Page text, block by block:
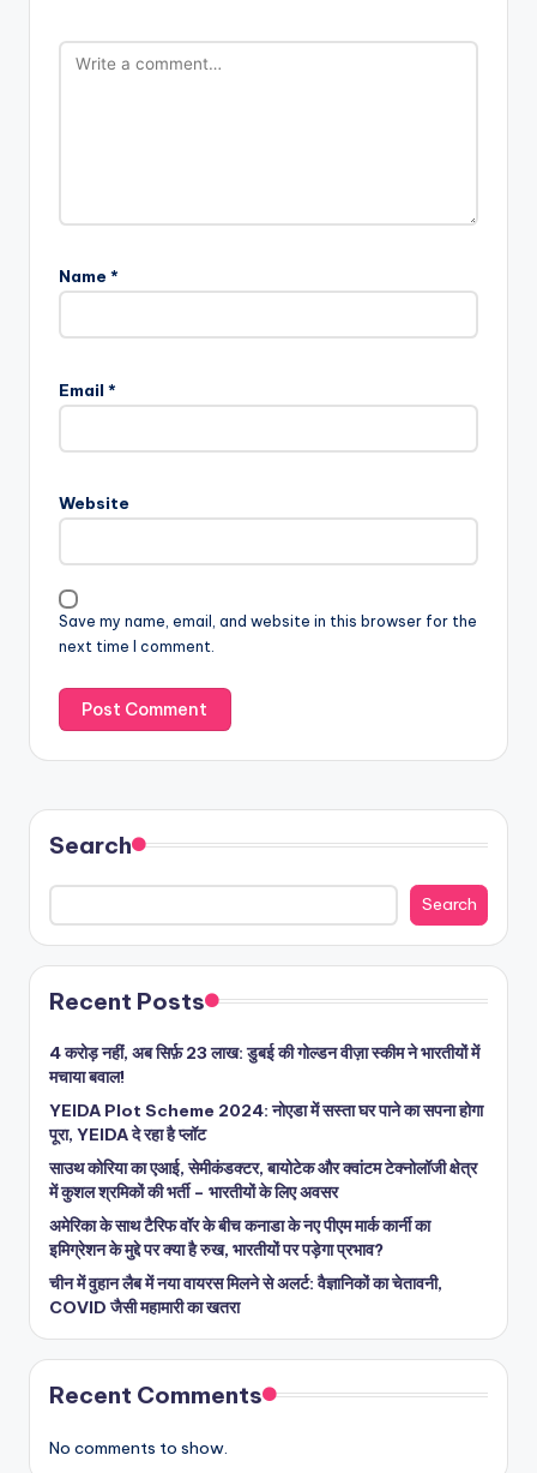
Name *
Email *
Website
Save my name, email, and website in this browser for the
next time I comment.
Search
Search
Recent Posts
4 करोड़ नहीं, अब सिर्फ़ 23 लाख: डुबई की गोल्डन वीज़ा स्कीम ने भारतीयों में
मचाया बवाल!
YEIDA Plot Scheme 2024: नोएडा में सस्ता घर पाने का सपना होगा
पूरा, YEIDA दे रहा है प्लॉट
साउथ कोरिया का एआई, सेमीकंडक्टर, बायोटेक और क्वांटम टेक्नोलॉजी क्षेत्र
में कुशल श्रमिकों की भर्ती – भारतीयों के लिए अवसर
अमेरिका के साथ टैरिफ वॉर के बीच कनाडा के नए पीएम मार्क कार्नी का
इमिग्रेशन के मुद्दे पर क्या है रुख, भारतीयों पर पड़ेगा प्रभाव?
चीन में वुहान लैब में नया वायरस मिलने से अलर्ट: वैज्ञानिकों का चेतावनी,
COVID जैसी महामारी का खतरा
Recent Comments
No comments to show.